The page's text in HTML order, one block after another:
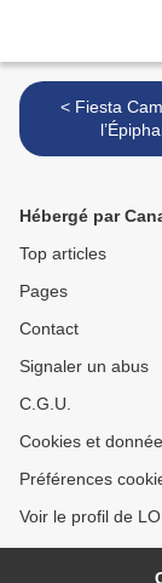
< Fiesta Campera de
Hébergé par
Top articles
Pages
Contact
Signaler un abus
C.G.U.
Cookies et
Préférences
Voir le profil de